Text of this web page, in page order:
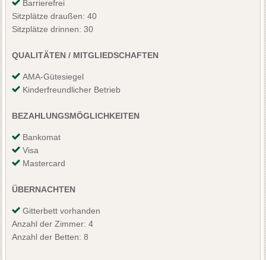
Barrierefrei
Sitzplätze draußen: 40
Sitzplätze drinnen: 30
QUALITÄTEN / MITGLIEDSCHAFTEN
AMA-Gütesiegel
Kinderfreundlicher Betrieb
BEZAHLUNGSMÖGLICHKEITEN
Bankomat
Visa
Mastercard
ÜBERNACHTEN
Gitterbett vorhanden
Anzahl der Zimmer: 4
Anzahl der Betten: 8